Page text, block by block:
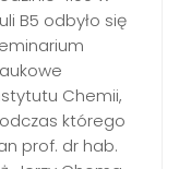
B5 odbyło się
Chemii,
którego
prof. dr hab.